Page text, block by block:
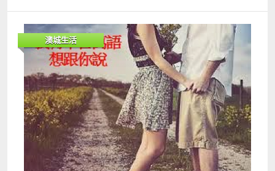
牌IPrimo講解如何揀選最合適的婚戒 middot; Dream
House專業化妝師示範姐妹妝 middot; 專業花藝師教授
新娘花球工作坊 除了以上活動外，即場確定婚宴可獲八
五折優惠以及更多額外禮遇，包括婚宴當晚住宿、雙人
海風餐廳自助午餐、免開瓶費等。 更設有驚喜大抽獎，
獎品豐富，萬勿錯過 關於澳門索菲特酒店婚宴 締造完
美一刻，讓索菲特酒店為您成就美事 獨特的五星級法式
建築風格、文化及服務，融合濃厚的澳葡特色，成就一
場瑰麗的難忘回憶。 獨特的堤畔露天景緻，飽覽夕陽河
岸醉人美景，連接著雅緻宴會廳，無論是舉行別具情調
的雞尾酒派對或是典雅隆重的囍宴，將是您們幸福回憶
澳城生活